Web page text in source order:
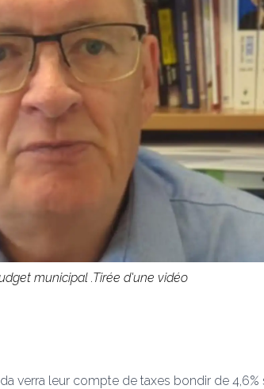
municipal .Tirée d'une vidéo
verra leur compte de taxes bondir de